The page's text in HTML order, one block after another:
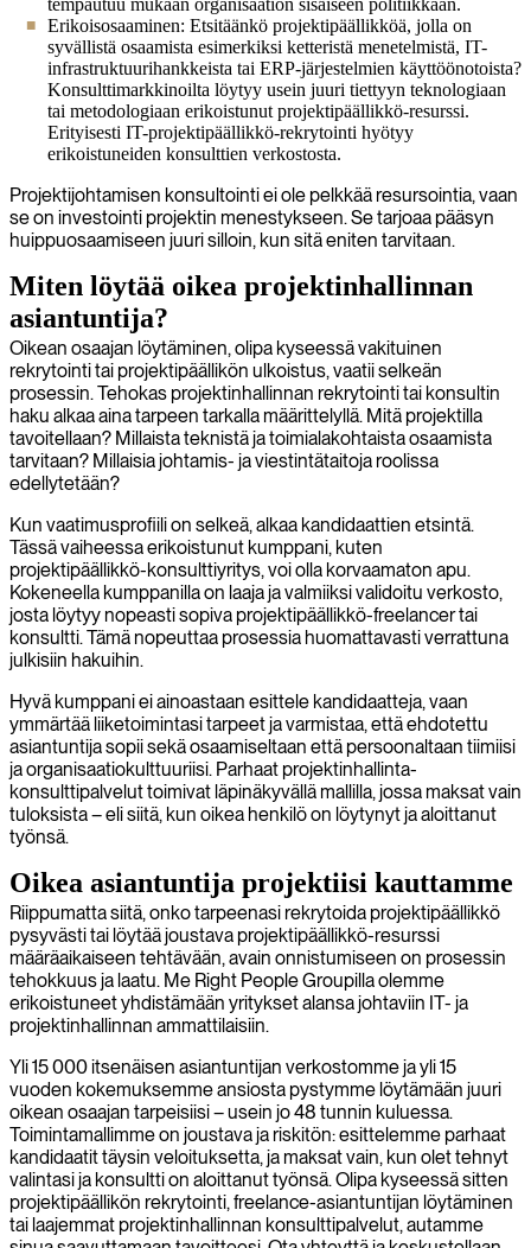
Erikoisosaaminen: Etsitäänkö projektipäällikköä, jolla on
syvällistä osaamista esimerkiksi ketteristä menetelmistä, IT-
infrastruktuurihankkeista tai ERP-järjestelmien käyttöönotoista?
Konsulttimarkkinoilta löytyy usein juuri tiettyyn teknologiaan
tai metodologiaan erikoistunut projektipäällikkö-resurssi.
Erityisesti IT-projektipäällikkö-rekrytointi hyötyy
erikoistuneiden konsulttien verkostosta.
Projektijohtamisen konsultointi ei ole pelkkää resursointia, vaan
se on investointi projektin menestykseen. Se tarjoaa pääsyn
huippuosaamiseen juuri silloin, kun sitä eniten tarvitaan.
Miten löytää oikea projektinhallinnan
asiantuntija?
Oikean osaajan löytäminen, olipa kyseessä vakituinen
rekrytointi tai projektipäällikön ulkoistus, vaatii selkeän
prosessin. Tehokas projektinhallinnan rekrytointi tai konsultin
haku alkaa aina tarpeen tarkalla määrittelyllä. Mitä projektilla
tavoitellaan? Millaista teknistä ja toimialakohtaista osaamista
tarvitaan? Millaisia johtamis- ja viestintätaitoja roolissa
edellytetään?
Kun vaatimusprofiili on selkeä, alkaa kandidaattien etsintä.
Tässä vaiheessa erikoistunut kumppani, kuten
projektipäällikkö-konsulttiyritys, voi olla korvaamaton apu.
Kokeneella kumppanilla on laaja ja valmiiksi validoitu verkosto,
josta löytyy nopeasti sopiva projektipäällikkö-freelancer tai
konsultti. Tämä nopeuttaa prosessia huomattavasti verrattuna
julkisiin hakuihin.
Hyvä kumppani ei ainoastaan esittele kandidaatteja, vaan
ymmärtää liiketoimintasi tarpeet ja varmistaa, että ehdotettu
asiantuntija sopii sekä osaamiseltaan että persoonaltaan tiimiisi
ja organisaatiokulttuuriisi. Parhaat projektinhallinta-
konsulttipalvelut toimivat läpinäkyvällä mallilla, jossa maksat vain
tuloksista – eli siitä, kun oikea henkilö on löytynyt ja aloittanut
työnsä.
Oikea asiantuntija projektiisi kauttamme
Riippumatta siitä, onko tarpeenasi rekrytoida projektipäällikkö
pysyvästi tai löytää joustava projektipäällikkö-resurssi
määräaikaiseen tehtävään, avain onnistumiseen on prosessin
tehokkuus ja laatu. Me Right People Groupilla olemme
erikoistuneet yhdistämään yritykset alansa johtaviin IT- ja
projektinhallinnan ammattilaisiin.
Yli 15 000 itsenäisen asiantuntijan verkostomme ja yli 15
vuoden kokemuksemme ansiosta pystymme löytämään juuri
oikean osaajan tarpeisiisi – usein jo 48 tunnin kuluessa.
Toimintamallimme on joustava ja riskitön: esittelemme parhaat
kandidaatit täysin veloituksetta, ja maksat vain, kun olet tehnyt
valintasi ja konsultti on aloittanut työnsä. Olipa kyseessä sitten
projektipäällikön rekrytointi, freelance-asiantuntijan löytäminen
tai laajemmat projektinhallinnan konsulttipalvelut, autamme